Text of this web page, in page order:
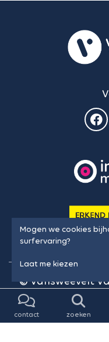
contact zoeken
© Vansweevelt
Algemene
Cookie policy
BIV-
Mogen we cookies
surfervaring?
Laat me kiezen